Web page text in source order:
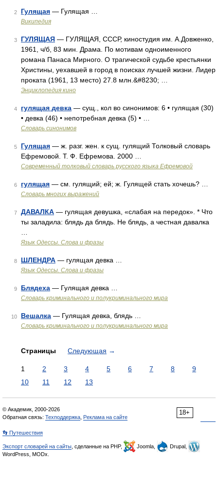
2 Гулящая — Гулящая …
Википедия
3 ГУЛЯЩАЯ — ГУЛЯЩАЯ, СССР, киностудия им. А.Довженко,
1961, ч/б, 83 мин. Драма. По мотивам одноименного
романа Панаса Мирного. О трагической судьбе крестьянки
Христины, уехавшей в город в поисках лучшей жизни. Лидер
проката (1961, 13 место) 27.8 млн.&#8230; …
Энциклопедия кино
4 гулящая девка — сущ., кол во синонимов: 6 • гулящая (30)
• девка (46) • непотребная девка (5) • …
Словарь синонимов
5 Гулящая — ж. разг. жен. к сущ. гулящий Толковый словарь
Ефремовой. Т. Ф. Ефремова. 2000 …
Современный толковый словарь русского языка Ефремовой
6 гулящая — см. гулящий; ей; ж. Гулящей стать хочешь? …
Словарь многих выражений
7 ДАВАЛКА — гулящая девушка, «слабая на передок». * Что
ты заладила: блядь да блядь. Не блядь, а честная давалка
Язык Одессы. Слова и фразы
8 ШЛЕНДРА — гулящая девка …
Язык Одессы. Слова и фразы
9 Блядеха — Гулящая девка …
Словарь криминального и полукриминального мира
10 Вешалка — Гулящая девка, блядь …
Словарь криминального и полукриминального мира
Страницы Следующая →
1 2 3 4 5 6 7 8
9
10
11 12 13
18+
© Академик, 2000-2026
Обратная связь: Техподдержка Реклама на сайте
👣 Путешествия
Экспорт словарей на сайты , сделанные на PHP, Joomla,
Drupal,
WordPress, MODx.